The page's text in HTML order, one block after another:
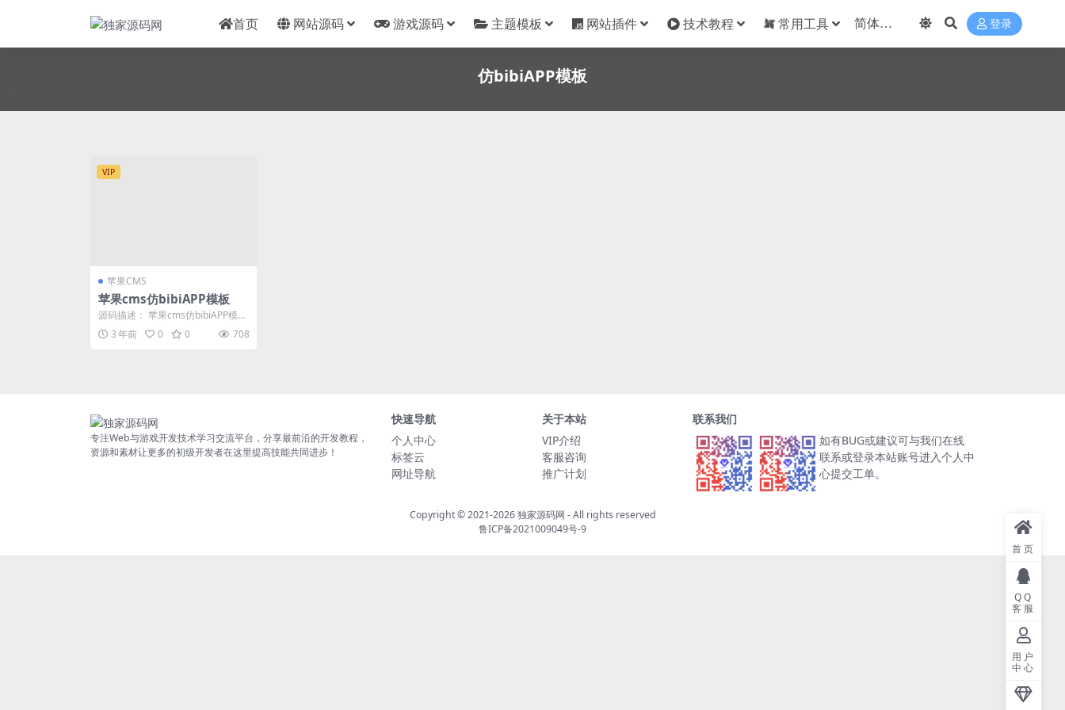
首页 网站源码 游戏源码 主题模板 网站插件 技术教程 常用工具 登录
仿bibiAPP模板
VIP
苹果CMS
苹果cms仿bibiAPP模板
源码描述： 苹果cms仿bibiAPP模板
最近迷上了搞苹果cms 二开源模板
送...3 年前 0 0 708
专注Web与游戏开发技术学习交流平台，分享最前沿的开发教程，
资源和素材让更多的初级开发者在这里提高技能共同进步！
快速导航
个人中心
标签云
网址导航
关于本站
VIP介绍
客服咨询
推广计划
联系我们
如有BUG或建议可与我们在线
联系或登录本站账号进入个人中
心提交工单。
Copyright © 2021-2026独家源码网 - All rights reserved
鲁ICP备2021009049号-9
首页
QQ
客服
用户
中心